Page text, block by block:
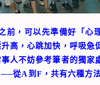
可以先準備好「心理
高，心跳加快，呼吸急
人不妨參考筆者的獨家
──從A到F，共有六種方